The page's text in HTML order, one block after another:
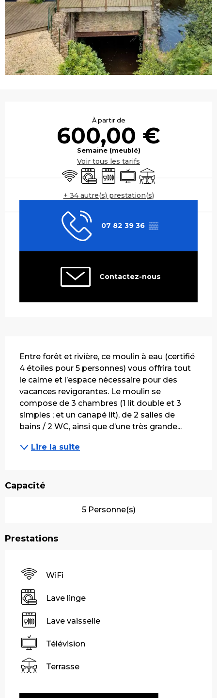
À partir de
600,00 €
Semaine (meublé)
Voir tous les tarifs
WiFi Lave lingeLave vaisselle
Télévision
Terrasse
+ 34 autre(s) prestation(s)
07 82 39 36 ▒▒
Contactez-nous
Entre forêt et rivière, ce moulin à eau (certifié
4 étoiles pour 5 personnes) vous offrira tout
le calme et l’espace nécessaire pour des
vacances revigorantes. Le moulin se
compose de 3 chambres (1 lit double et 3
simples ; et un canapé lit), de 2 salles de
bains / 2 WC, ainsi que d’une très grande...
Lire la suite
Capacité
5 Personne(s)
Prestations
WiFi
Lave linge
Lave vaisselle
Télévision
Terrasse